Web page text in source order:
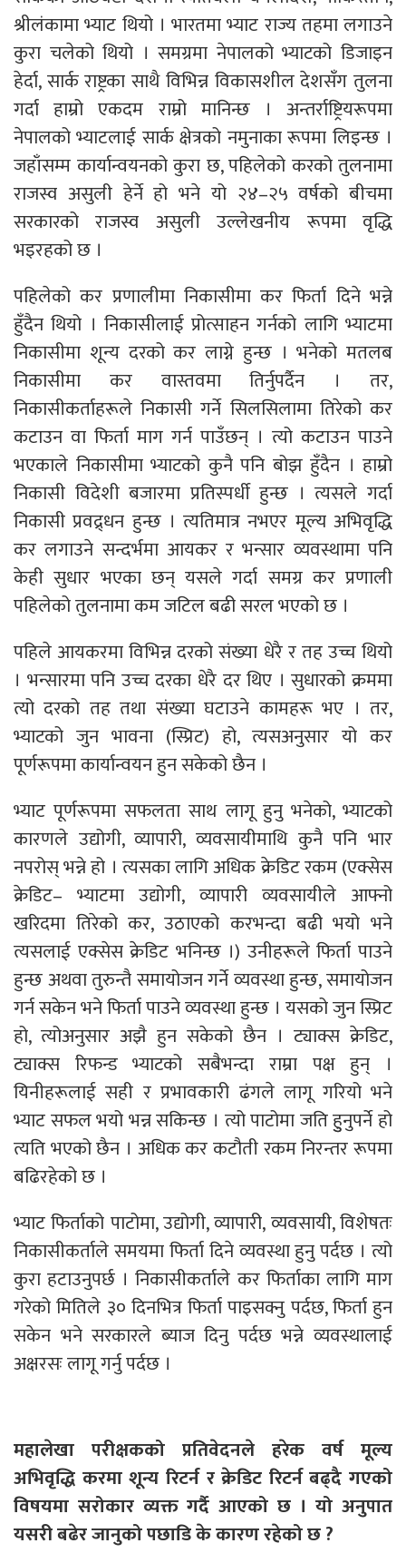
श्रीलंकामा भ्याट थियो । भारतमा भ्याट राज्य तहमा लगाउने
कुरा चलेको थियो । समग्रमा नेपालको भ्याटको डिजाइन
हेर्दा, सार्क राष्ट्रका साथै विभिन्न विकासशील देशसँग तुलना
गर्दा हाम्रो एकदम राम्रो मानिन्छ । अन्तर्राष्ट्रियरूपमा
नेपालको भ्याटलाई सार्क क्षेत्रको नमुनाका रूपमा लिइन्छ ।
जहाँसम्म कार्यान्वयनको कुरा छ, पहिलेको करको तुलनामा
राजस्व असुली हेर्ने हो भने यो २४–२५ वर्षको बीचमा
सरकारको राजस्व असुली उल्लेखनीय रूपमा वृद्धि
भइरहको छ ।
पहिलेको कर प्रणालीमा निकासीमा कर फिर्ता दिने भन्ने
हुँदैन थियो । निकासीलाई प्रोत्साहन गर्नको लागि भ्याटमा
निकासीमा शून्य दरको कर लाग्ने हुन्छ । भनेको मतलब
निकासीमा कर वास्तवमा तिर्नुपर्दैन । तर,
निकासीकर्ताहरूले निकासी गर्ने सिलसिलामा तिरेको कर
कटाउन वा फिर्ता माग गर्न पाउँछन् । त्यो कटाउन पाउने
भएकाले निकासीमा भ्याटको कुनै पनि बोझ हुँदैन । हाम्रो
निकासी विदेशी बजारमा प्रतिस्पर्धी हुन्छ । त्यसले गर्दा
निकासी प्रवद्र्धन हुन्छ । त्यतिमात्र नभएर मूल्य अभिवृद्धि
कर लगाउने सन्दर्भमा आयकर र भन्सार व्यवस्थामा पनि
केही सुधार भएका छन् यसले गर्दा समग्र कर प्रणाली
पहिलेको तुलनामा कम जटिल बढी सरल भएको छ ।
पहिले आयकरमा विभिन्न दरको संख्या धेरै र तह उच्च थियो
। भन्सारमा पनि उच्च दरका धेरै दर थिए । सुधारको क्रममा
त्यो दरको तह तथा संख्या घटाउने कामहरू भए । तर,
भ्याटको जुन भावना (स्प्रिट) हो, त्यसअनुसार यो कर
पूर्णरूपमा कार्यान्वयन हुन सकेको छैन ।
भ्याट पूर्णरूपमा सफलता साथ लागू हुनु भनेको, भ्याटको
कारणले उद्योगी, व्यापारी, व्यवसायीमाथि कुनै पनि भार
नपरोस् भन्ने हो । त्यसका लागि अधिक क्रेडिट रकम (एक्सेस
क्रेडिट– भ्याटमा उद्योगी, व्यापारी व्यवसायीले आफ्नो
खरिदमा तिरेको कर, उठाएको करभन्दा बढी भयो भने
त्यसलाई एक्सेस क्रेडिट भनिन्छ ।) उनीहरूले फिर्ता पाउने
हुन्छ अथवा तुरुन्तै समायोजन गर्ने व्यवस्था हुन्छ, समायोजन
गर्न सकेन भने फिर्ता पाउने व्यवस्था हुन्छ । यसको जुन स्प्रिट
हो, त्योअनुसार अझै हुन सकेको छैन । ट्याक्स क्रेडिट,
ट्याक्स रिफन्ड भ्याटको सबैभन्दा राम्रा पक्ष हुन् ।
यिनीहरूलाई सही र प्रभावकारी ढंगले लागू गरियो भने
भ्याट सफल भयो भन्न सकिन्छ । त्यो पाटोमा जति हुुनुपर्ने हो
त्यति भएको छैन । अधिक कर कटौती रकम निरन्तर रूपमा
बढिरहेको छ ।
भ्याट फिर्ताको पाटोमा, उद्योगी, व्यापारी, व्यवसायी, विशेषतः
निकासीकर्ताले समयमा फिर्ता दिने व्यवस्था हुनु पर्दछ । त्यो
कुरा हटाउनुपर्छ । निकासीकर्ताले कर फिर्ताका लागि माग
गरेको मितिले ३० दिनभित्र फिर्ता पाइसक्नु पर्दछ, फिर्ता हुन
सकेन भने सरकारले ब्याज दिनु पर्दछ भन्ने व्यवस्थालाई
अक्षरसः लागू गर्नु पर्दछ ।
महालेखा परीक्षकको प्रतिवेदनले हरेक वर्ष मूल्य
अभिवृद्धि करमा शून्य रिटर्न र क्रेडिट रिटर्न बढ्दै गएको
विषयमा सरोकार व्यक्त गर्दै आएको छ । यो अनुपात
यसरी बढेर जानुको पछाडि के कारण रहेको छ ?